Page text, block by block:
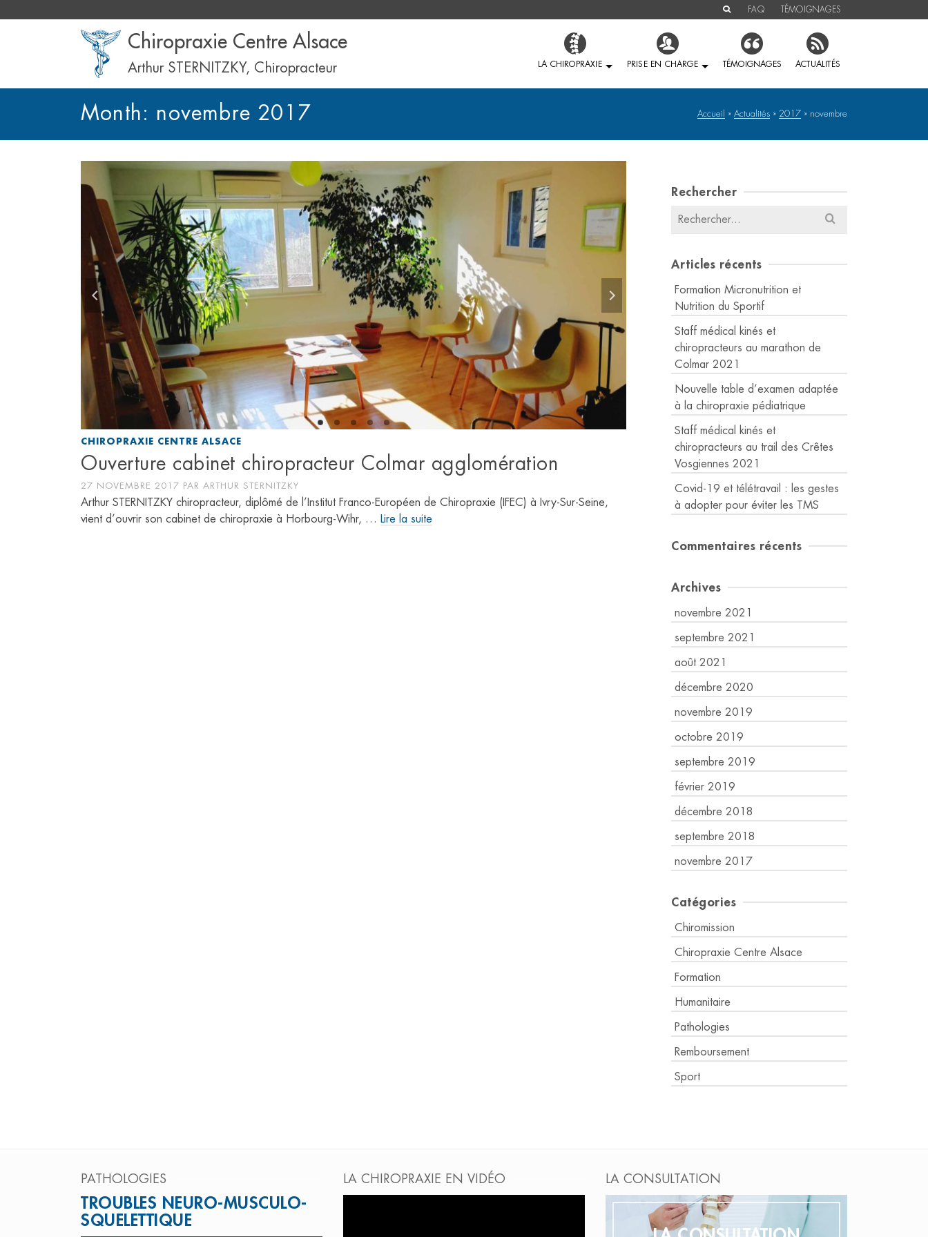
FAQ TÉMOIGNAGES
Chiropraxie Centre Alsace
Arthur STERNITZKY, Chiropracteur LA CHIROPRAXIE PRISE EN CHARGE TÉMOIGNAGES ACTUALITÉS
Month: novembre 2017 Accueil » Actualités » 2017 » novembre
CHIROPRAXIE CENTRE ALSACE
Ouverture cabinet chiropracteur Colmar agglomération
27 NOVEMBRE 2017 PAR ARTHUR STERNITZKY
Arthur STERNITZKY chiropracteur, diplômé de l’Institut Franco-Européen de Chiropraxie (IFEC) à Ivry-Sur-Seine,
vient d’ouvrir son cabinet de chiropraxie à Horbourg-Wihr, … Lire la suite
Rechercher
Résultats
Articles récents
Formation Micronutrition et
Nutrition du Sportif
Staff médical kinés et
chiropracteurs au marathon de
Colmar 2021
Nouvelle table d’examen adaptée
à la chiropraxie pédiatrique
Staff médical kinés et
chiropracteurs au trail des Crêtes
Vosgiennes 2021
Covid-19 et télétravail : les gestes
à adopter pour éviter les TMS
Commentaires récents
Archives
novembre 2021
septembre 2021
août 2021
décembre 2020
novembre 2019
octobre 2019
septembre 2019
février 2019
décembre 2018
septembre 2018
novembre 2017
Catégories
Chiromission
Chiropraxie Centre Alsace
Formation
Humanitaire
Pathologies
Remboursement
Sport
PATHOLOGIES
TROUBLES NEURO-MUSCULO-
SQUELETTIQUE
LA CHIROPRAXIE EN VIDÉO LA CONSULTATION